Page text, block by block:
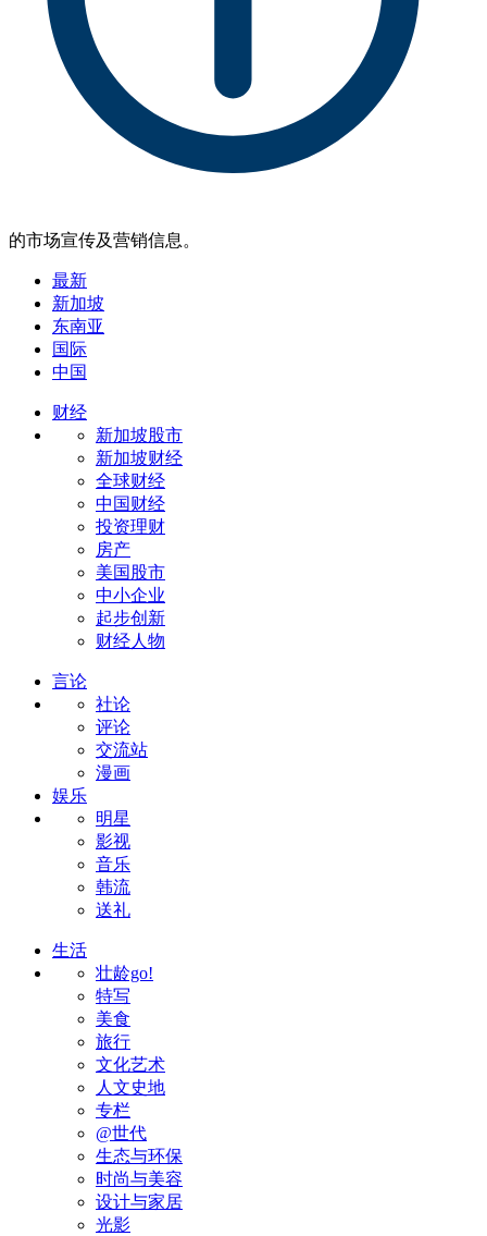
的市场宣传及营销信息。
最新
新加坡
东南亚
国际
中国
财经
新加坡股市
新加坡财经
全球财经
中国财经
投资理财
房产
美国股市
中小企业
起步创新
财经人物
言论
社论
评论
交流站
漫画
娱乐
明星
影视
音乐
韩流
送礼
生活
壮龄go!
特写
美食
旅行
文化艺术
人文史地
专栏
@世代
生态与环保
时尚与美容
设计与家居
光影